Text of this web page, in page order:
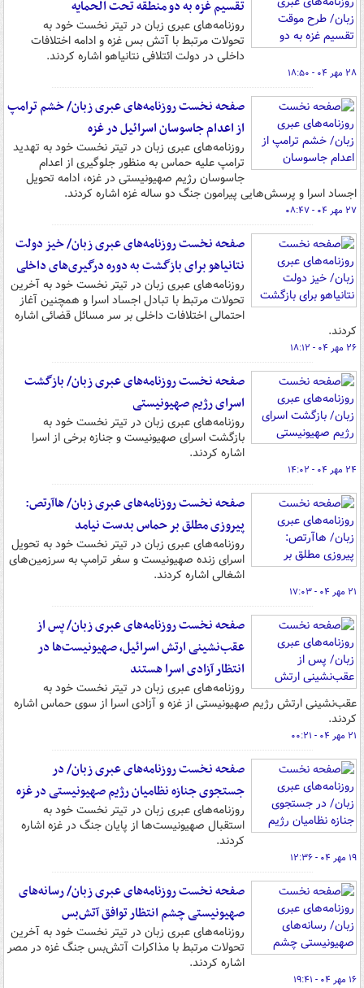
تقسیم غزه به دو منطقه تحت الحمایه
روزنامه‌های عبری زبان در تیتر نخست خود به
تحولات مرتبط با آتش بس غزه و ادامه اختلافات
داخلی در دولت ائتلافی نتانیاهو اشاره کردند.
۲۸ مهر ۰۴ - ۱۸:۵۰
صفحه نخست روزنامه‌های عبری زبان/ خشم ترامپ
از اعدام جاسوسان اسرائیل در غزه
روزنامه‌های عبری زبان در تیتر نخست خود به تهدید
ترامپ علیه حماس به منظور جلوگیری از اعدام
جاسوسان رژیم صهیونیستی در غزه، ادامه تحویل
اجساد اسرا و پرسش‌هایی پیرامون جنگ دو ساله غزه اشاره کردند.
۲۷ مهر ۰۴ - ۰۸:۴۷
صفحه نخست روزنامه‌های عبری زبان/ خیز دولت
نتانیاهو برای بازگشت به دوره درگیری‌های داخلی
روزنامه‌های عبری زبان در تیتر نخست خود به آخرین
تحولات مرتبط با تبادل اجساد اسرا و همچنین آغاز
احتمالی اختلافات داخلی بر سر مسائل قضائی اشاره
کردند.
۲۶ مهر ۰۴ - ۱۸:۱۲
صفحه نخست روزنامه‌های عبری زبان/ بازگشت
اسرای رژیم صهیونیستی
روزنامه‌های عبری زبان در تیتر نخست خود به
بازگشت اسرای صهیونیست و جنازه برخی از اسرا
اشاره کردند.
۲۴ مهر ۰۴ - ۱۴:۰۲
صفحه نخست روزنامه‌های عبری زبان/ هاآرتص:
پیروزی مطلق بر حماس بدست نیامد
روزنامه‌های عبری زبان در تیتر نخست خود به تحویل
اسرای زنده صهیونیست و سفر ترامپ به سرزمین‌های
اشغالی اشاره کردند.
۲۱ مهر ۰۴ - ۱۷:۰۳
صفحه نخست روزنامه‌های عبری زبان/ پس از
عقب‌نشینی ارتش اسرائیل، صهیونیست‌ها در
انتظار آزادی اسرا هستند
روزنامه‌های عبری زبان در تیتر نخست خود به
عقب‌نشینی ارتش رژیم صهیونیستی از غزه و آزادی اسرا از سوی حماس اشاره
کردند.
۲۱ مهر ۰۴ - ۰۰:۲۱
صفحه نخست روزنامه‌های عبری زبان/ در
جستجوی جنازه‌ نظامیان رژیم صهیونیستی در غزه
روزنامه‌های عبری زبان در تیتر نخست خود به
استقبال صهیونیست‌ها از پایان جنگ در غزه اشاره
کردند.
۱۹ مهر ۰۴ - ۱۲:۳۶
صفحه نخست روزنامه‌های عبری زبان/ رسانه‌های
صهیونیستی چشم انتظار توافق آتش‌بس
روزنامه‌های عبری زبان در تیتر نخست خود به آخرین
تحولات مرتبط با مذاکرات آتش‌بس جنگ غزه در مصر
اشاره کردند.
۱۶ مهر ۰۴ - ۱۹:۴۱